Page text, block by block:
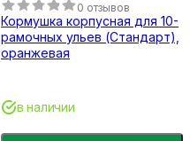
0 отзывов
Кормушка корпусная для 10-
рамочных ульев (Стандарт),
оранжевая
в наличии